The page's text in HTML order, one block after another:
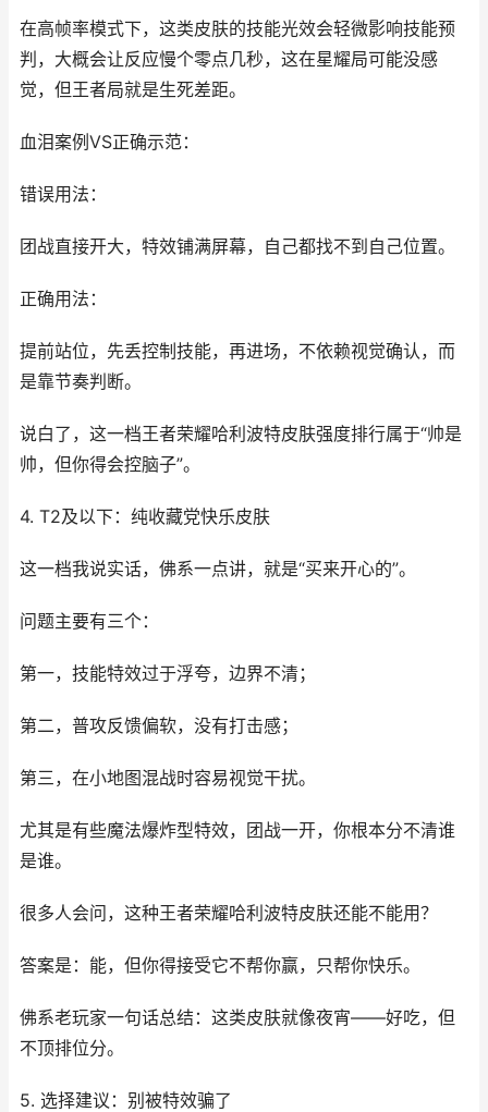
在高帧率模式下，这类皮肤的技能光效会轻微影响技能预
判，大概会让反应慢个零点几秒，这在星耀局可能没感
觉，但王者局就是生死差距。
血泪案例VS正确示范：
错误用法：
团战直接开大，特效铺满屏幕，自己都找不到自己位置。
正确用法：
提前站位，先丢控制技能，再进场，不依赖视觉确认，而
是靠节奏判断。
说白了，这一档王者荣耀哈利波特皮肤强度排行属于“帅是
帅，但你得会控脑子”。
4. T2及以下：纯收藏党快乐皮肤
这一档我说实话，佛系一点讲，就是“买来开心的”。
问题主要有三个：
第一，技能特效过于浮夸，边界不清；
第二，普攻反馈偏软，没有打击感；
第三，在小地图混战时容易视觉干扰。
尤其是有些魔法爆炸型特效，团战一开，你根本分不清谁
是谁。
很多人会问，这种王者荣耀哈利波特皮肤还能不能用？
答案是：能，但你得接受它不帮你赢，只帮你快乐。
佛系老玩家一句话总结：这类皮肤就像夜宵——好吃，但
不顶排位分。
5. 选择建议：别被特效骗了